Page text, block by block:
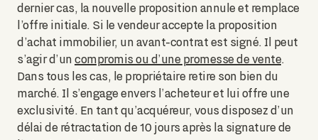
dernier cas, la nouvelle proposition annule et remplace
l’offre initiale. Si le vendeur accepte la proposition
d’achat immobilier, un avant-contrat est signé. Il peut
s’agir d’un compromis ou d’une promesse de vente.
Dans tous les cas, le propriétaire retire son bien du
marché. Il s’engage envers l’acheteur et lui offre une
exclusivité. En tant qu’acquéreur, vous disposez d’un
délai de rétractation de 10 jours après la signature de